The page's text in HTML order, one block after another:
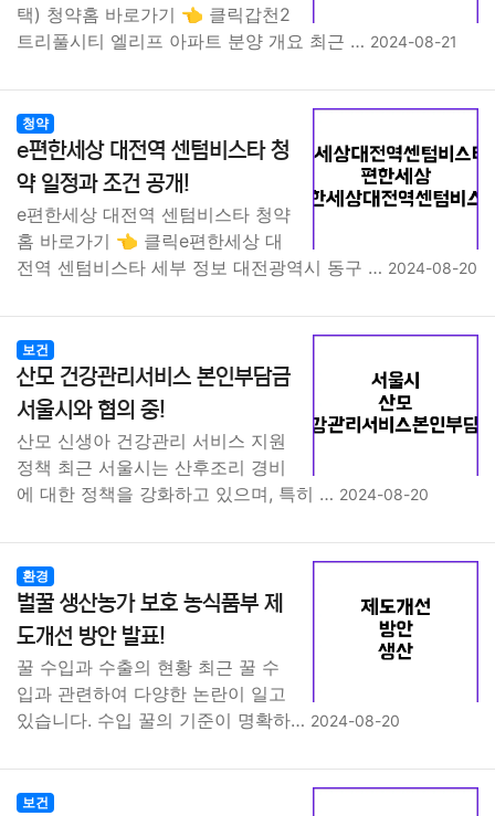
택) 청약홈 바로가기 👈 클릭갑천2
트리풀시티 엘리프 아파트 분양 개요 최근 … 2024-08-21
청약
e편한세상 대전역 센텀비스타 청
약 일정과 조건 공개!
e편한세상 대전역 센텀비스타 청약
홈 바로가기 👈 클릭e편한세상 대
전역 센텀비스타 세부 정보 대전광역시 동구 … 2024-08-20
보건
산모 건강관리서비스 본인부담금
서울시와 협의 중!
산모 신생아 건강관리 서비스 지원
정책 최근 서울시는 산후조리 경비
에 대한 정책을 강화하고 있으며, 특히 … 2024-08-20
환경
벌꿀 생산농가 보호 농식품부 제
도개선 방안 발표!
꿀 수입과 수출의 현황 최근 꿀 수
입과 관련하여 다양한 논란이 일고
있습니다. 수입 꿀의 기준이 명확하… 2024-08-20
보건